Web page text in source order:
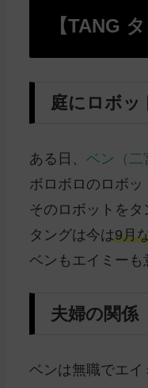
【TANG
庭にロボッ
ある日、 ベン（二
ボロボロのロボッ
そのロボットをタ
タングは今は9月
ベンもエイミーも
夫婦の関係
ベンは無職でエイ